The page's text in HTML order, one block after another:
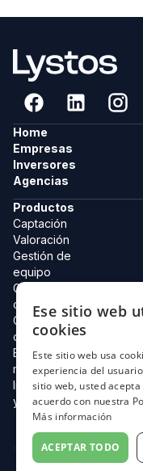
Home
Empresas
Inversores
Agencias
Productos
Captación
Valoración
Gestión de
equipo
Gestión de
carteras
Gestión de
clientes
Estudio de
mercado
Integraciones API
y Datos
Ese sitio web
cookies
Este sitio web usa
experiencia del
sitio web, usted
acuerdo con nuestra
Más información
ACEPTAR TODO